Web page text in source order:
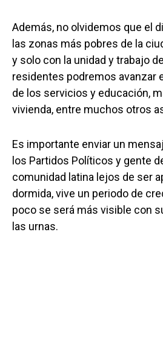
Además, no olvidemos que el
las zonas más pobres de la
y solo con la unidad y trabajo
residentes podremos avanzar
de los servicios y educación,
vivienda, entre muchos otros
Es importante enviar un
los Partidos Políticos y gente
comunidad latina lejos de ser
dormida, vive un periodo de
poco se será más visible con
las urnas.